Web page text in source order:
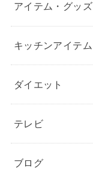
アイテム・グッズ
キッチンアイテム
ダイエット
テレビ
ブログ